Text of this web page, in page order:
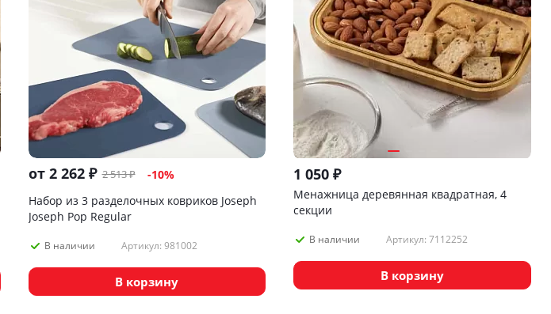
от 2 262 ₽ 2 513 ₽
-10%
Набор из 3 разделочных ковриков Joseph
Joseph Pop Regular
В наличии Артикул: 981002
В корзину
1 050 ₽
Менажница деревянная квадратная, 4
секции
В наличии Артикул: 7112252
В корзину